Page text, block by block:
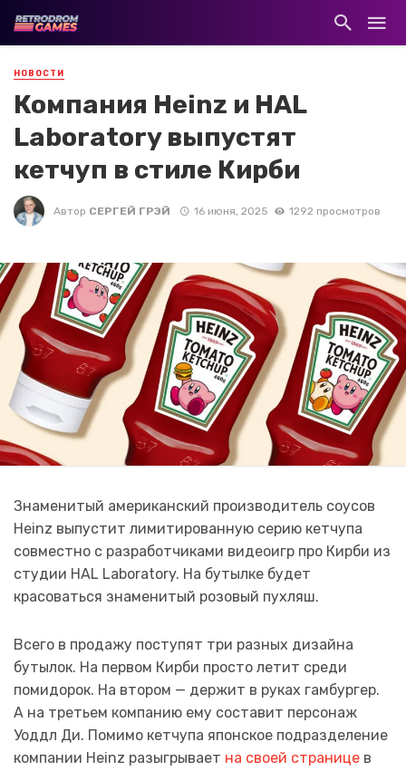
НОВОСТИ
Компания Heinz и HAL
Laboratory выпустят
кетчуп в стиле Кирби
Автор СЕРГЕЙ ГРЭЙ 16 июня, 2025 1292 просмотров
Знаменитый американский производитель соусов
Heinz выпустит лимитированную серию кетчупа
совместно с разработчиками видеоигр про Кирби из
студии HAL Laboratory. На бутылке будет
красоваться знаменитый розовый пухляш.
Всего в продажу поступят три разных дизайна
бутылок. На первом Кирби просто летит среди
помидорок. На втором — держит в руках гамбургер.
А на третьем компанию ему составит персонаж
Уоддл Ди. Помимо кетчупа японское подразделение
компании Heinz разыгрывает на своей странице в